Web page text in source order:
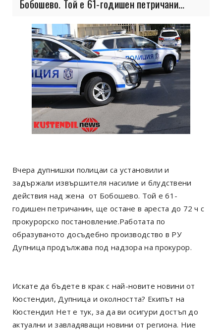
Бобошево. Той е 61-годишен петричани...
Вчера дупнишки полицаи са установили и
задържали извършителя насилие и блудствени
действия над жена от Бобошево. Той е 61-
годишен петричанин, ще остане в ареста до 72 ч с
прокурорско постановление.Работата по
образуваното досъдебно производство в РУ
Дупница продължава под надзора на прокурор.
Искате да бъдете в крак с най-новите новини от
Кюстендил, Дупница и околността? Екипът на
Кюстендил Нет е тук, за да ви осигури достъп до
актуални и завладяващи новини от региона. Ние